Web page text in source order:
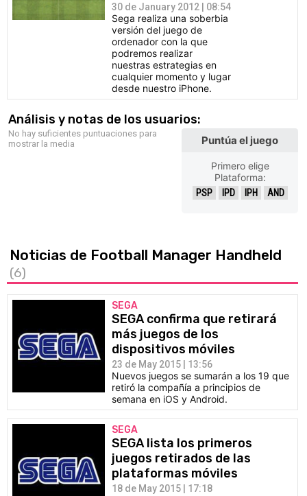
30 de January 2012 | 08:54
Sega realiza una soberbia
versión del juego de
ordenador con la que
podremos realizar
nuestras estrategias en
cualquier momento y lugar
desde nuestro iPhone.
Análisis y notas de los usuarios:
No hay suficientes puntuaciones para
mostrar la media
Puntúa el juego
Primero elige
Plataforma:
PSP IPD IPH AND
Noticias de Football Manager Handheld
(6)
SEGA
SEGA confirma que retirará
más juegos de los
dispositivos móviles
23 de May 2015 | 13:56
Nuevos juegos se sumarán a los 19 que
retiró la compañía a principios de
semana en iOS y Android.
SEGA
SEGA lista los primeros
juegos retirados de las
plataformas móviles
18 de May 2015 | 17:18